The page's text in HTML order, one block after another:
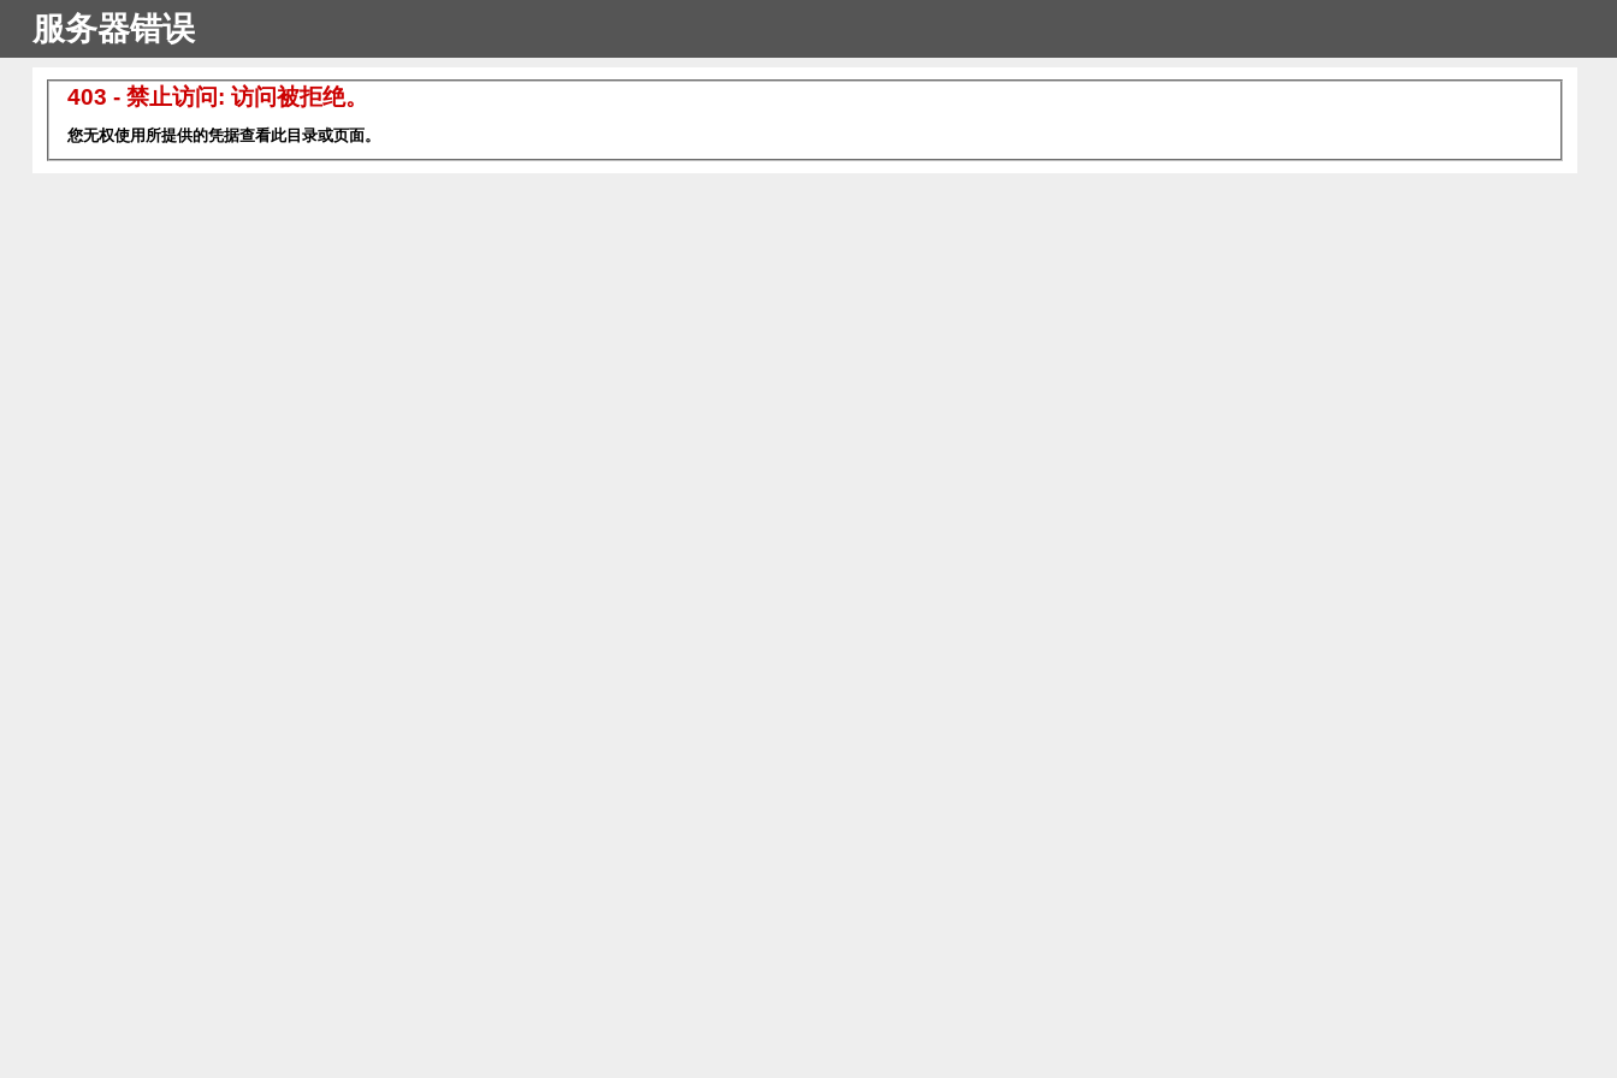
服务器错误
403 - 禁止访问: 访问被拒绝。
您无权使用所提供的凭据查看此目录或页面。